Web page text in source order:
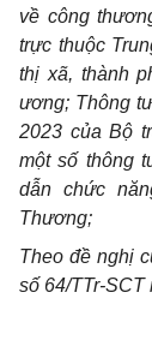
về công
trực thuộc
thị xã, thành
ương; Thông
2023 của Bộ
một số thông
dẫn chức
Thương;
Theo đề nghị
số 64/TTr-SCT